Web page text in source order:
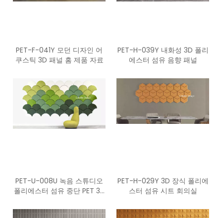
PET-F-041Y 모던 디자인 어
쿠스틱 3D 패널 홈 제품 자료
PET-H-039Y 내화성 3D 폴리
에스터 섬유 음향 패널
PET-U-008U 녹음 스튜디오
폴리에스터 섬유 중단 PET 3D
PET-H-029Y 3D 장식 폴리에
스터 섬유 시트 회의실